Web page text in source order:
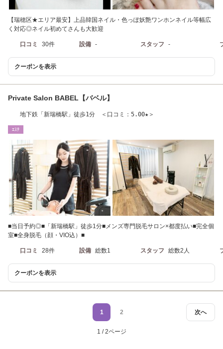
【瑞穂区★エリア最安】上品韓国ネイル・色っぽ妖艶ワンホンネイル等幅広
く対応◎ネイル初めてさんも大歓迎
口コミ 30件 設備 - スタッフ -
クーポンを表示
Private Salon BABEL【バベル】
地下鉄「新瑞橋駅」徒歩1分 ＜口コミ：5.00★＞
ｴｽﾃ
■当日予約◎■「新瑞橋駅」徒歩1分■メンズ専門脱毛サロン×都度払い■完全個
室■全身脱毛（顔・VIO込）■
口コミ 28件 設備 総数1 スタッフ 総数2人
クーポンを表示
次へ
1 2
1 / 2ページ